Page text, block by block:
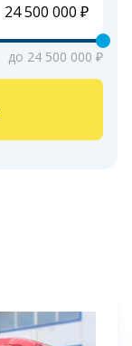
до 24 500 000 ₽